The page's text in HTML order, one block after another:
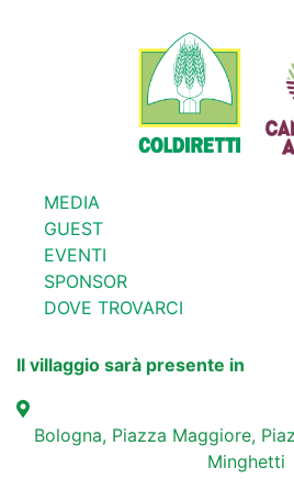
MEDIA
GUEST
EVENTI
SPONSOR
DOVE TROVARCI
Il villaggio sarà presente in
Bologna, Piazza Maggiore,
Minghetti